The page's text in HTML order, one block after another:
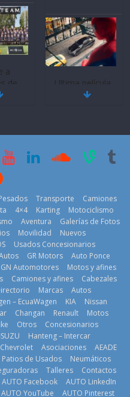
a
de
todo
en 8
de
Ultima película
‘Spider‑Man:
29 de julio de
¿Qué puede
pasar con tu
vehículo si
permanece
varios días sin
usar?
3 de agosto de
2026
Transporte
Camiones
4×4 Karting
Motociclismo
Aventura
Galerías de Fotos
Movilidad
Nuevos
Usados Concesionarios
GR Motors
Auto Ponce
GN Automotores
Motos y afines
Camiones y afines
Cabezales
Marcas
Autos
– EcuaWagen KIA
Nissan
Changan Renault
Motos
Otros
Concesionarios
Hanteng – Intercar
Asociaciones
AEADE
Patios de Usados
Neumáticos
Talleres
Contactos
AUTO Facebook
AUTO LinkedIn
AUTO YouTube AUTO Pinterest